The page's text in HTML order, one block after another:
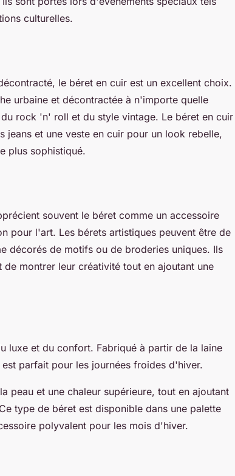
culturelles.
le béret en cuir est un excellent choix.
urbaine et décontractée à n'importe quelle
rock 'n' roll et du style vintage. Le béret en cuir
jeans et une veste en cuir pour un look rebelle,
plus sophistiqué.
souvent le béret comme un accessoire
pour l'art. Les bérets artistiques peuvent être de
décorés de motifs ou de broderies uniques. Ils
montrer leur créativité tout en ajoutant une
luxe et du confort. Fabriqué à partir de la laine
parfait pour les journées froides d'hiver.
peau et une chaleur supérieure, tout en ajoutant
type de béret est disponible dans une palette
polyvalent pour les mois d'hiver.